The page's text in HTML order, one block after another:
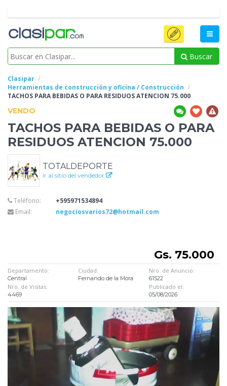
Buscar
Clasipar
Herramientas de construcción y oficina / Construcción
TACHOS PARA BEBIDAS O PARA RESIDUOS ATENCION 75.000
VENDO
TACHOS PARA BEBIDAS O PARA
RESIDUOS ATENCION 75.000
TOTALDEPORTE
Ir al sitio del vendedor
Teléfono:
+595971534894
Email:
negociosvarios72@hotmail.com
Gs. 75.000
Departamento:
Central
Ciudad:
Fernando de la Mora
Nro. de Anuncio:
61522
Nro. de Visitas:
4469
Publicado el:
05/08/2026